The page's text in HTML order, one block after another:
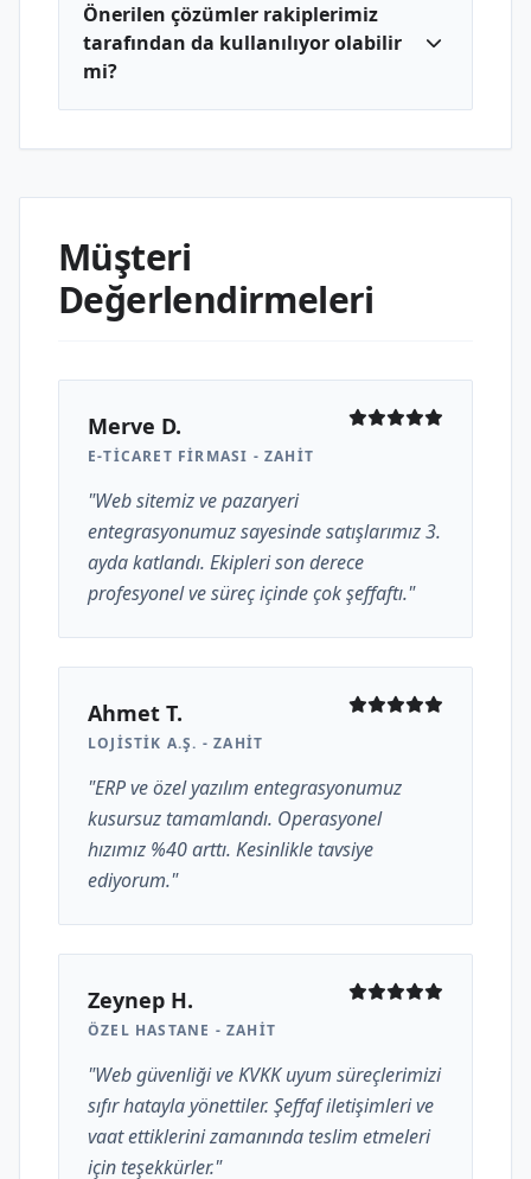
Önerilen çözümler rakiplerimiz
tarafından da kullanılıyor olabilir
mi?
Müşteri
Değerlendirmeleri
Merve D.
E-TICARET FIRMASI - ZAHIT
"Web sitemiz ve pazaryeri
entegrasyonumuz sayesinde satışlarımız 3.
ayda katlandı. Ekipleri son derece
profesyonel ve süreç içinde çok şeffaftı."
Ahmet T.
LOJISTIK A.Ş. - ZAHIT
"ERP ve özel yazılım entegrasyonumuz
kusursuz tamamlandı. Operasyonel
hızımız %40 arttı. Kesinlikle tavsiye
ediyorum."
Zeynep H.
ÖZEL HASTANE - ZAHIT
"Web güvenliği ve KVKK uyum süreçlerimizi
sıfır hatayla yönettiler. Şeffaf iletişimleri ve
vaat ettiklerini zamanında teslim etmeleri
için teşekkürler."